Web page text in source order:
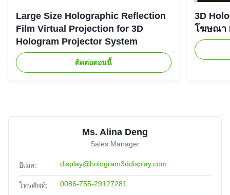
Large Size Holographic Reflection
Film Virtual Projection for 3D
Hologram Projector System
ติดต่อตอนนี้
3D
โฆษณา
Ms. Alina Deng
Sales Manager
อีเมล: display@hologram3ddisplay.com
โทรศัพท์: 0086-755-29127281